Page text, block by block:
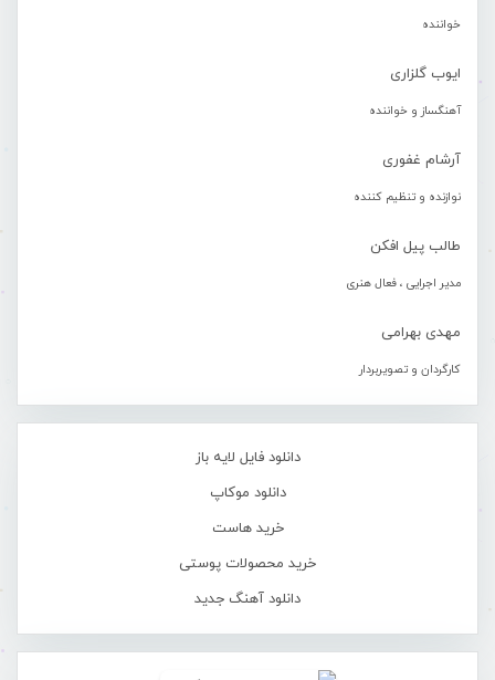
خواننده
ایوب گلزاری
آهنگساز و خواننده
آرشام غفوری
نوازنده و تنظیم کننده
طالب پیل افکن
مدیر اجرایی ، فعال هنری
مهدی بهرامی
کارگردان و تصویربردار
دانلود فایل لایه باز
دانلود موکاپ
خرید هاست
خرید محصولات پوستی
دانلود آهنگ جدید